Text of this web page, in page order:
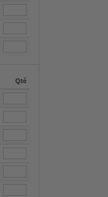
Qté